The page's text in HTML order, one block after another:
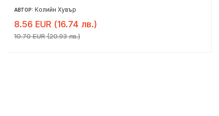
АВТОР: Колийн Хувър
8.56 EUR (16.74 лв.)
10.70 EUR (20.93 лв.)